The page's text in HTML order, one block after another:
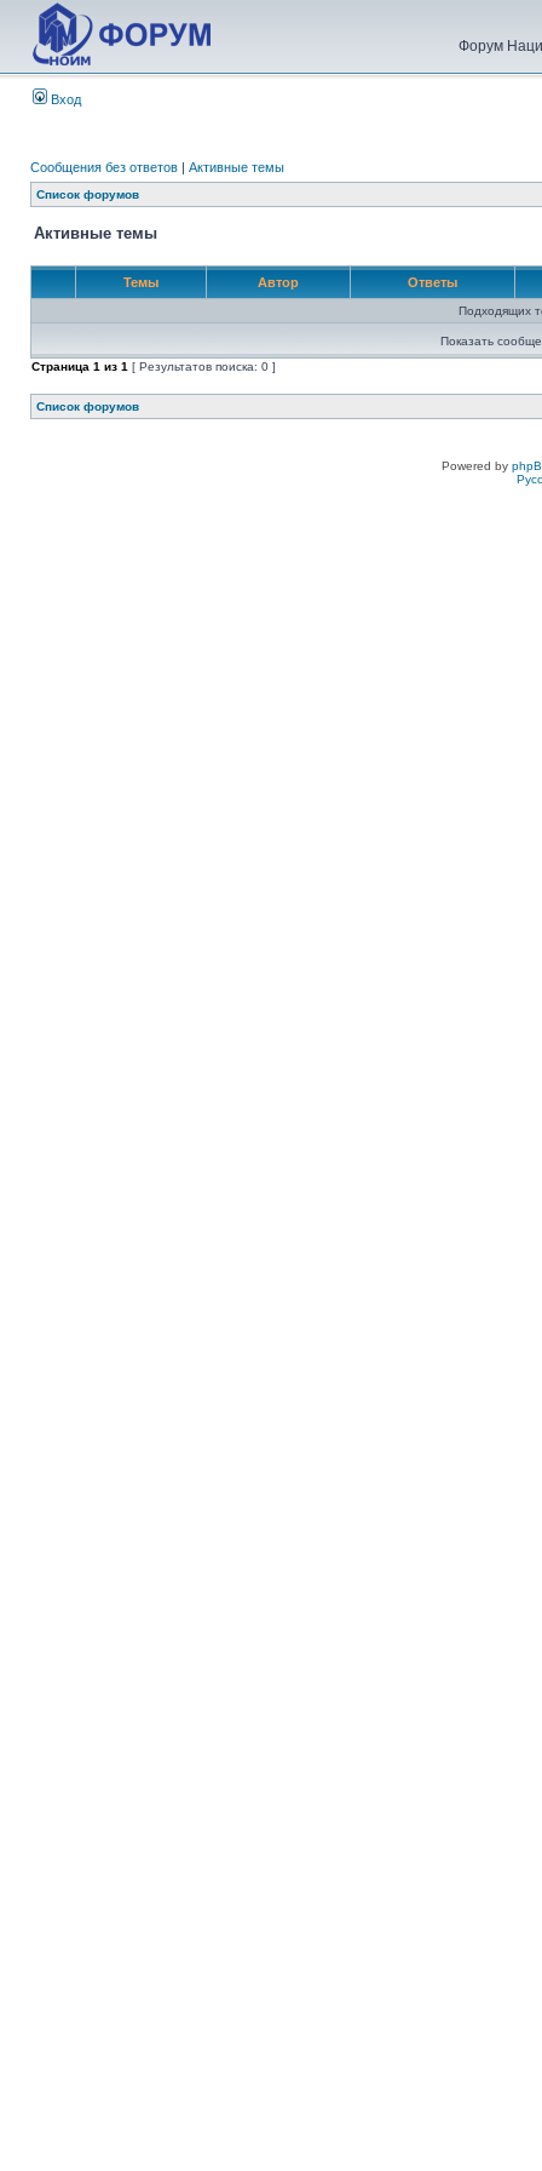
Форум
Вход
Сообщения без ответов | Активные темы
Список форумов
Активные темы
Темы Автор Ответы
Подходящих
Показать
Страница 1 из 1 [ Результатов поиска: 0 ]
Список форумов
Powered by